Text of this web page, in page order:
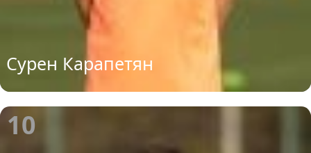
Сурен Карапетян
10